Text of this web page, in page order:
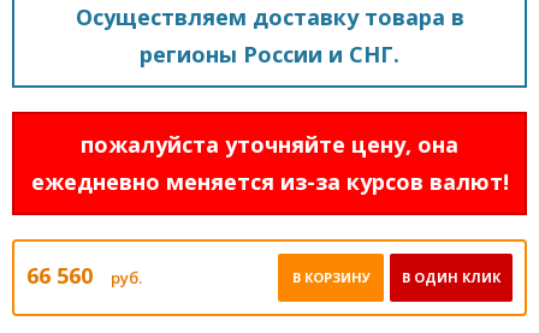
Осуществляем доставку товара в
регионы России и СНГ.
пожалуйста уточняйте цену, она
ежедневно меняется из-за курсов валют!
66 560 руб. В ОДИН КЛИК
В КОРЗИНУ